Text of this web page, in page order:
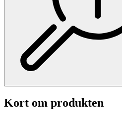
Kort om produkten